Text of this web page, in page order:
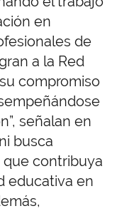
en
de
a la Red
compromiso
señalan en
busca
contribuya
educativa en